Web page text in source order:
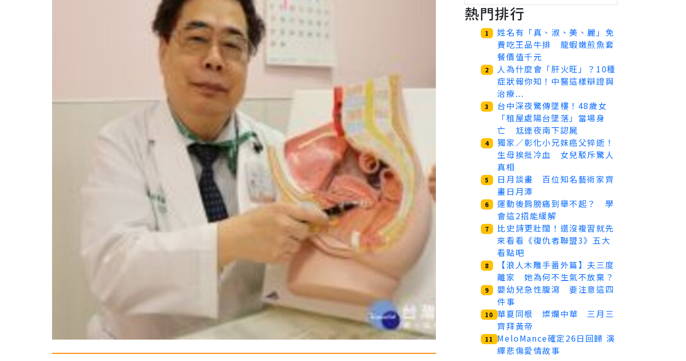
熱門排行
1
姓名有「真、淑、美、麗」免
費吃王品牛排 龍蝦嫩煎魚套
餐價值千元
2
人為什麼會「肝火旺」？10種
症狀報你知！中醫這樣辯證與
治療...
3
台中深夜驚傳墜樓！48歲女
「租屋處陽台墜落」當場身
亡 尪連夜南下認屍
4
獨家／彰化小兄妹癌父猝逝！
生母挨批冷血 女兒駁斥驚人
真相
5
日月談畫 百位知名藝術家齊
畫日月潭
6
運動後肩膀痛到舉不起？ 學
會這2招能緩解
7
比史詩更壯闊！還沒複習就先
來看看《復仇者聯盟3》五大
看點吧
8
【浪人木雕手番外篇】夫三度
離家 她為何不生氣不放棄？
9
嬰幼兒急性腹瀉 要注意這四
件事
10 華夏同根 燦爛中華 三月三
齊拜黃帝
11
MeloMance確定26日回歸 演
繹悲傷愛情故事